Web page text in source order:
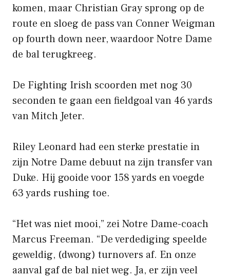
komen, maar Christian Gray sprong op de
route en sloeg de pass van Conner Weigman
op fourth down neer, waardoor Notre Dame
de bal terugkreeg.
De Fighting Irish scoorden met nog 30
seconden te gaan een fieldgoal van 46 yards
van Mitch Jeter.
Riley Leonard had een sterke prestatie in
zijn Notre Dame debuut na zijn transfer van
Duke. Hij gooide voor 158 yards en voegde
63 yards rushing toe.
“Het was niet mooi,” zei Notre Dame-coach
Marcus Freeman. “De verdediging speelde
geweldig, (dwong) turnovers af. En onze
aanval gaf de bal niet weg. Ja, er zijn veel